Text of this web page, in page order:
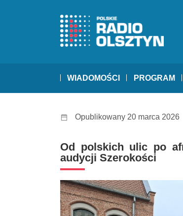
WIADOMOŚCI PROGRAM
Opublikowany 20 marca 2026
Od polskich ulic po
audycji Szerokości